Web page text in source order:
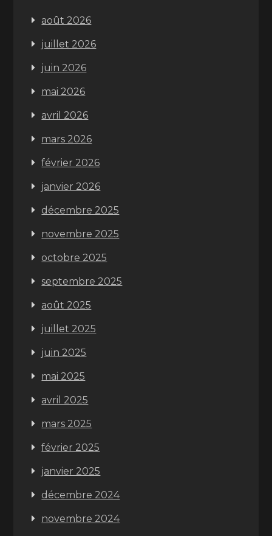
août 2026
juillet 2026
juin 2026
mai 2026
avril 2026
mars 2026
février 2026
janvier 2026
décembre 2025
novembre 2025
octobre 2025
septembre 2025
août 2025
juillet 2025
juin 2025
mai 2025
avril 2025
mars 2025
février 2025
janvier 2025
décembre 2024
novembre 2024